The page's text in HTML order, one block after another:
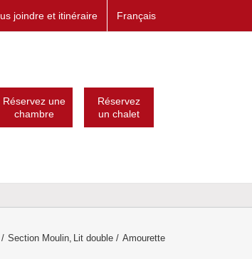
joindre et itinéraire Français
Réservez une
chambre
Réservez
un chalet
Section Moulin Lit double Amourette